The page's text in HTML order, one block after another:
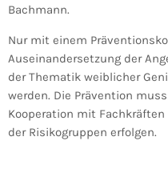
Bachmann.
Nur mit einem
Auseinandersetzung der
der Thematik weiblicher
werden. Die Prävention
Kooperation mit
der Risikogruppen erfolgen.